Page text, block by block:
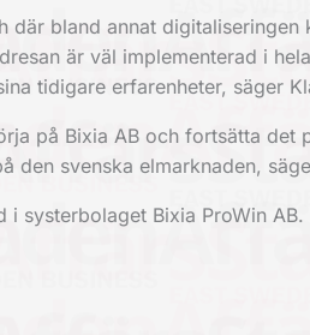
där bland annat
är väl implementerad i
tidigare erfarenheter, säger
på Bixia AB och fortsätta
den svenska elmarknaden,
systerbolaget Bixia ProWin AB.